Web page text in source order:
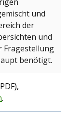
und
der
und
Fragestellung
benötigt.
.